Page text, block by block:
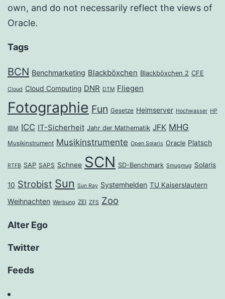
own, and do not necessarily reflect the views of
Oracle.
Tags
BCN Benchmarketing Blackböxchen Blackböxchen 2 CFE
Cloud Cloud Computing DNR DTM Fliegen
Fotographie Fun Gesetze Heimserver Hochwasser HP
IBM ICC IT-Sicherheit Jahr der Mathematik JFK MHG
Musikinstrument Musikinstrumente Open Solaris Oracle Platsch
RTFB SAP SAPS Schnee SCN SD-Benchmark Smugmug Solaris
10 Strobist Sun Sun Ray Systemhelden TU Kaiserslautern
Weihnachten Werbung ZEI ZFS Zoo
Alter Ego
Twitter
Feeds